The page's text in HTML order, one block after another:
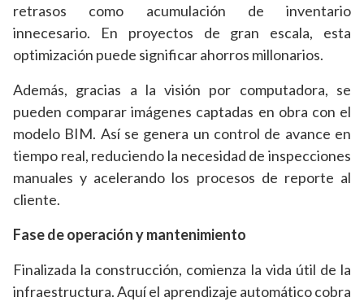
retrasos como acumulación de inventario
innecesario. En proyectos de gran escala, esta
optimización puede significar ahorros millonarios.
Además, gracias a la visión por computadora, se
pueden comparar imágenes captadas en obra con el
modelo BIM. Así se genera un control de avance en
tiempo real, reduciendo la necesidad de inspecciones
manuales y acelerando los procesos de reporte al
cliente.
Fase de operación y mantenimiento
Finalizada la construcción, comienza la vida útil de la
infraestructura. Aquí el aprendizaje automático cobra